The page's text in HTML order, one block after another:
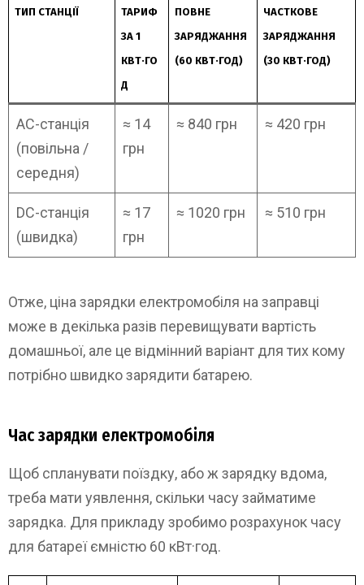
ТИП СТАНЦІЇ
ТАРИФ
ЗА 1
КВТ·ГО
Д
ПОВНЕ
ЗАРЯДЖАННЯ
(60 КВТ·ГОД)
ЧАСТКОВЕ
ЗАРЯДЖАННЯ
(30 КВТ·ГОД)
AC-станція
(повільна /
середня)
≈ 14
грн
≈ 840 грн ≈ 420 грн
DC-станція
(швидка)
≈ 17
грн
≈ 1020 грн ≈ 510 грн
Отже, ціна зарядки електромобіля на заправці
може в декілька разів перевищувати вартість
домашньої, але це відмінний варіант для тих кому
потрібно швидко зарядити батарею.
Час зарядки електромобіля
Щоб спланувати поїздку, або ж зарядку вдома,
треба мати уявлення, скільки часу займатиме
зарядка. Для прикладу зробимо розрахунок часу
для батареї ємністю 60 кВт·год.